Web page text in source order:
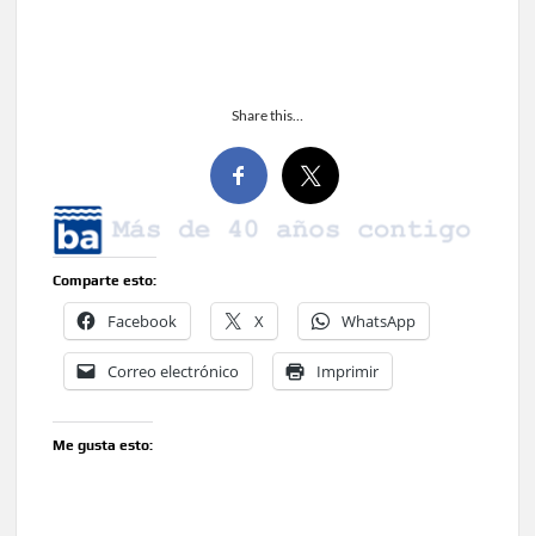
Share this…
Comparte esto:
Facebook X WhatsApp
Correo electrónico Imprimir
Me gusta esto: